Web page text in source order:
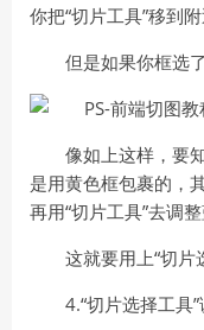
你把“切片工具”移到
但是如果你框选
像如上这样，要
是用黄色框包裹的，
再用“切片工具”去调
这就要用上“切片
4.“切片选择工具”